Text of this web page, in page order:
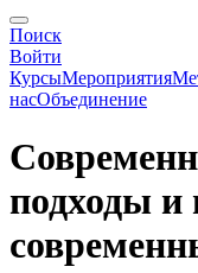
Поиск
Войти
КурсыМероприятия
насОбъединение
подходы и